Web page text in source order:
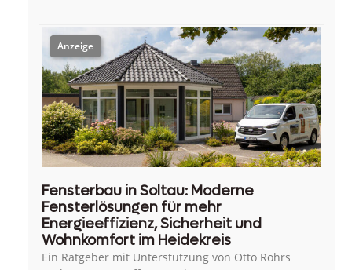
Fensterbau in Soltau: Moderne
Fensterlösungen für mehr
Energieeffizienz, Sicherheit und
Wohnkomfort im Heidekreis
Ein Ratgeber mit Unterstützung von Otto Röhrs